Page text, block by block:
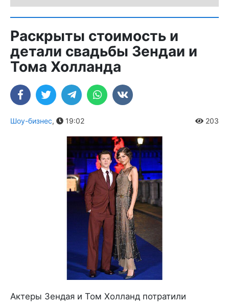
Раскрыты стоимость и
детали свадьбы Зендаи и
Тома Холланда
Шоу-бизнес, 19:02 203
Актеры Зендая и Том Холланд потратили